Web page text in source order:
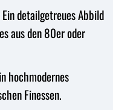
Ein detailgetreues Abbild
aus den 80er oder
hochmodernes
Finessen.